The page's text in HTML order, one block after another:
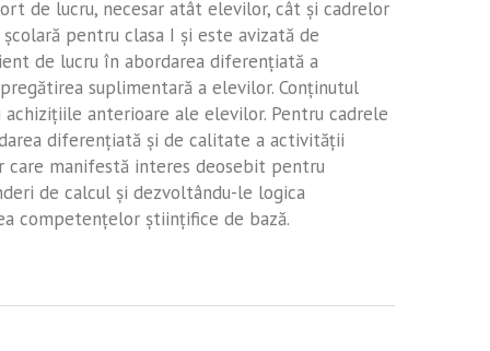
de lucru, necesar atât elevilor, cât și cadrelor
pentru clasa I și este avizată de
de lucru în abordarea diferențiată a
suplimentară a elevilor. Conținutul
anterioare ale elevilor. Pentru cadrele
diferențiată și de calitate a activității
manifestă interes deosebit pentru
de calcul și dezvoltându-le logica
competențelor științifice de bază.